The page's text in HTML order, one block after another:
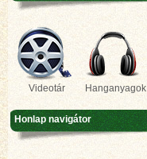
Videotár Hanganyagok
Honlap navigátor